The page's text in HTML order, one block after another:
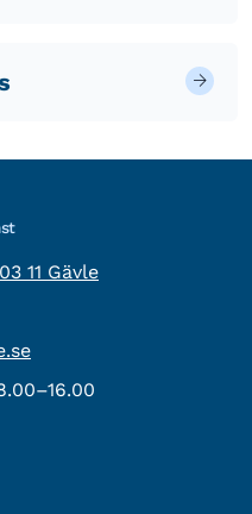
11 Gävle